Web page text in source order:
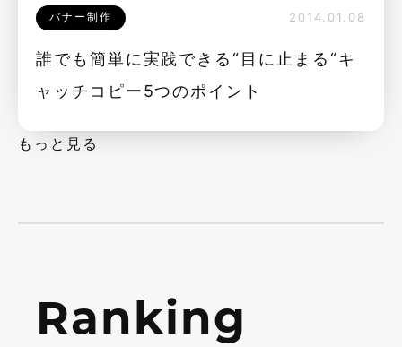
バナー制作 2014.01.08
誰でも簡単に実践できる“目に止まる“キ
ャッチコピー5つのポイント
もっと見る
Ranking